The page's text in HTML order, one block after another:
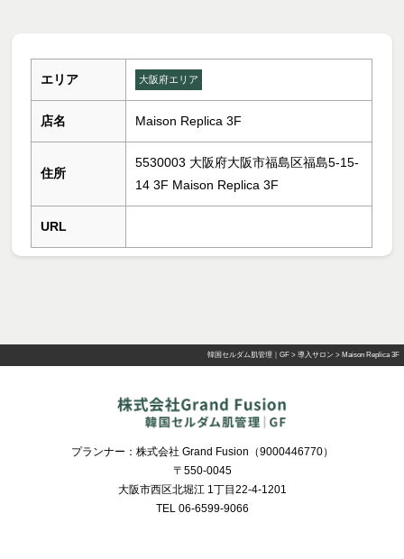
エリア 大阪府エリア
店名 Maison Replica 3F
住所
5530003 大阪府大阪市福島区福島5-15-
14 3F Maison Replica 3F
URL
韓国セルダム肌管理｜GF > 導入サロン > Maison Replica 3F
プランナー：株式会社 Grand Fusion（9000446770）
〒550-0045
大阪市西区北堀江 1丁目22-4-1201
TEL 06-6599-9066